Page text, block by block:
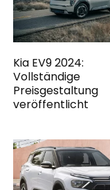
Kia EV9 2024:
Vollständige
Preisgestaltung
veröffentlicht